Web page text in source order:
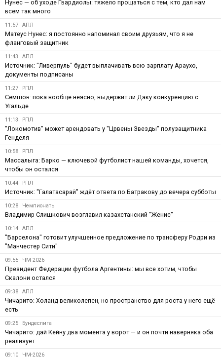
Нунес — об уходе Гвардиолы: тяжело прощаться с тем, кто дал нам
всем так много
11:57 АПЛ
Матеус Нунес: я постоянно напоминал своим друзьям, что я не
фланговый защитник
11:43 АПЛ
Источник: "Ливерпуль" будет выплачивать всю зарплату Араухо,
документы подписаны
11:27 РПЛ
Семшов: пока вообще неясно, выдержит ли Даку конкуренцию с
Угальде
11:13 РПЛ
"Локомотив" может арендовать у "Црвены Звезды" полузащитника
Генделя
10:58 РПЛ
Массалыга: Барко — ключевой футболист нашей команды, хочется,
чтобы он остался
10:44 РПЛ
Источник: "Галатасарай" ждёт ответа по Батракову до вечера субботы
10:28 Чемпионаты
Владимир Слишкович возглавил казахстанский "Женис"
10:14 АПЛ
"Барселона" готовит улучшенное предложение по трансферу Родри из
"Манчестер Сити"
09:55 ЧМ-2026
Президент Федерации футбола Аргентины: мы все хотим, чтобы
Скалони остался
09:38 АПЛ
Чичарито: Холанд великолепен, но пространство для роста у него ещё
есть
09:25 Бундеслига
Чичарито: дай Кейну два момента у ворот — и он почти наверняка оба
реализует
09:10 ЧМ-2026